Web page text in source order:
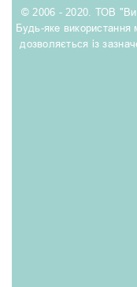
© 2006 - 2020. ТОВ
Будь-яке використання
дозволяється із